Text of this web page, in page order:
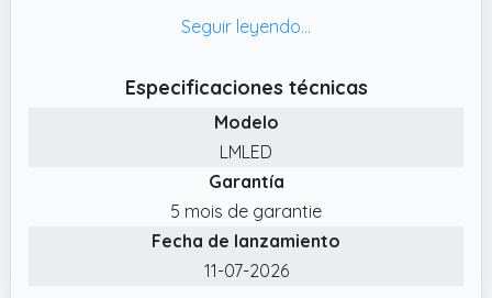
luz LED es muy adecuada para la decoración
de ventanas, valla de festivales, letreros
exteriores, escenarios, fuentes de noche,
pancartas de iluminación, etc.
✔️ Material EL: iluminación ambiental
automotriz El material EL se utiliza para la
iluminación interior del coche, LED interior de
coche, iluminación de 360 grados, bajo
Especificaciones técnicas
Modelo
LMLED
Garantía
5 mois de garantie
Fecha de lanzamiento
11-07-2026